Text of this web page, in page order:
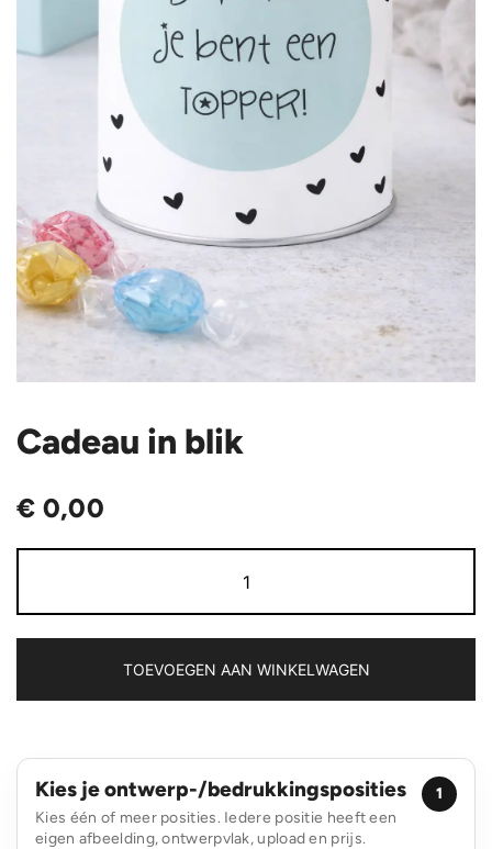
Cadeau in blik
€ 0,00
in
TOEVOEGEN AAN WINKELWAGEN
Kies je ontwerp-/bedrukkingsposities
Kies één of meer posities. Iedere positie heeft een
eigen afbeelding, ontwerpvlak, upload en prijs.
1